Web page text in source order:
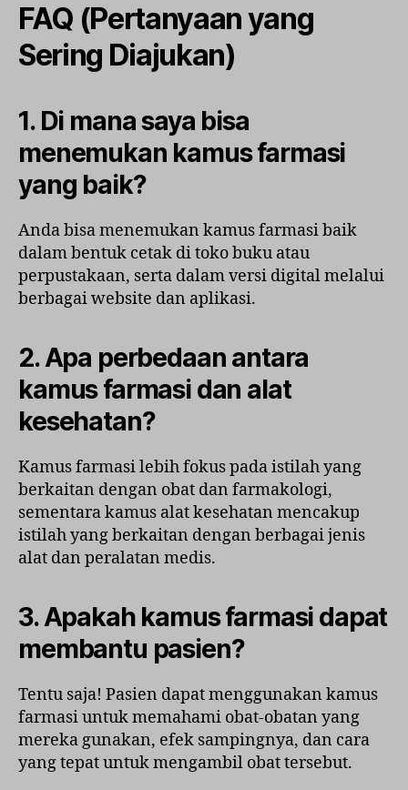
FAQ (Pertanyaan yang
Sering Diajukan)
1. Di mana saya bisa
menemukan kamus farmasi
yang baik?
Anda bisa menemukan kamus farmasi baik
dalam bentuk cetak di toko buku atau
perpustakaan, serta dalam versi digital melalui
berbagai website dan aplikasi.
2. Apa perbedaan antara
kamus farmasi dan alat
kesehatan?
Kamus farmasi lebih fokus pada istilah yang
berkaitan dengan obat dan farmakologi,
sementara kamus alat kesehatan mencakup
istilah yang berkaitan dengan berbagai jenis
alat dan peralatan medis.
3. Apakah kamus farmasi dapat
membantu pasien?
Tentu saja! Pasien dapat menggunakan kamus
farmasi untuk memahami obat-obatan yang
mereka gunakan, efek sampingnya, dan cara
yang tepat untuk mengambil obat tersebut.